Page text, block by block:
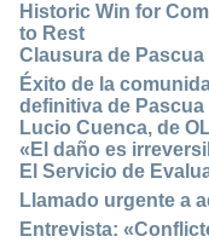
Historic Win for
to Rest
Clausura de
Éxito de la
definitiva de Pascua
Lucio Cuenca, de
«El daño es
El Servicio de
Llamado urgente a
Entrevista: